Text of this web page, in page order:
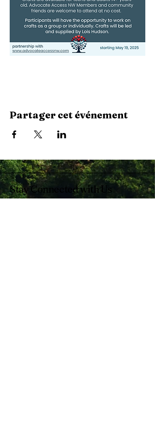
Partager cet événement
Stay Connected with Us